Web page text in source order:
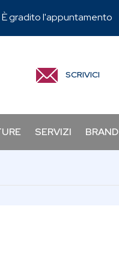
È gradito l'appuntamento
SCRIVICI
SERVIZI BRAND